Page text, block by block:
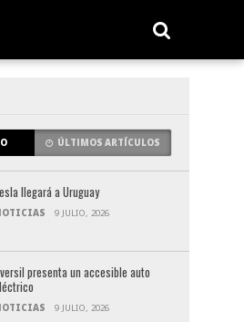
ÚLTIMOS ARTÍCULOS
llegará a Uruguay
9 JULIO, 2026
presenta un accesible auto
9 JULIO, 2026